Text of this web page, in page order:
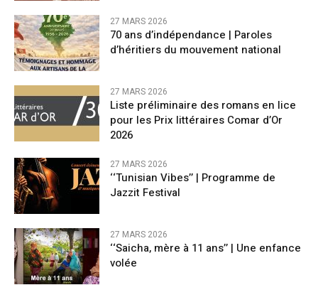
27 MARS 2026
70 ans d’indépendance | Paroles
d’héritiers du mouvement national
27 MARS 2026
Liste préliminaire des romans en lice
pour les Prix littéraires Comar d’Or
2026
27 MARS 2026
‘‘Tunisian Vibes’’ | Programme de
Jazzit Festival
27 MARS 2026
‘‘Saicha, mère à 11 ans’’ | Une enfance
volée